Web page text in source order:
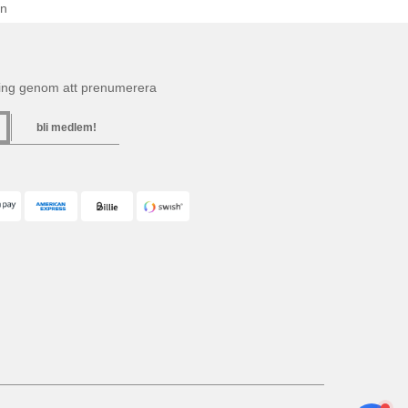
genom att prenumerera
bli medlem!